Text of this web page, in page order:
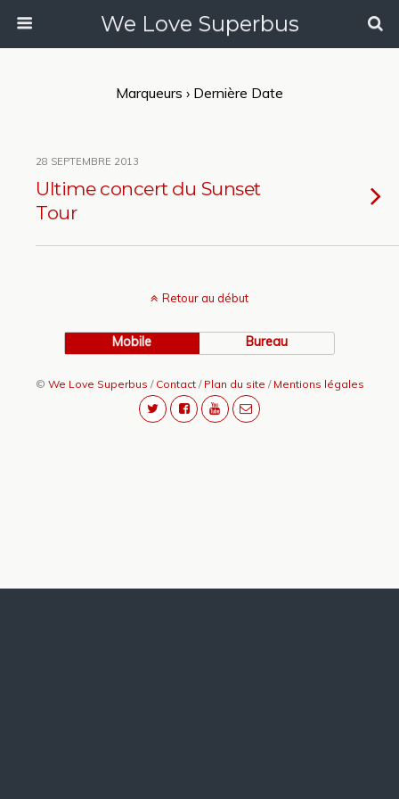
We Love Superbus
Marqueurs › Dernière Date
28 SEPTEMBRE 2013
Ultime concert du Sunset
Tour
Retour au début
Mobile Bureau
© We Love Superbus / Contact/ Plan du site / Mentions légales